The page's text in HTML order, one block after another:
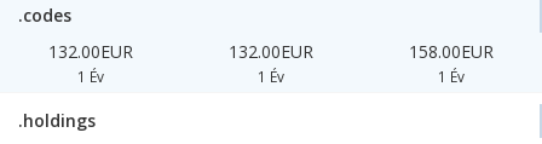
.codes
132.00EUR
1 Év
132.00EUR
1 Év
158.00EUR
1 Év
.holdings